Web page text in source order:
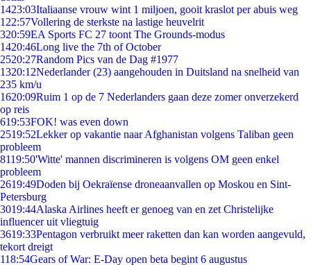
1423:03Italiaanse vrouw wint 1 miljoen, gooit kraslot per abuis weg
1 22:57Vollering de sterkste na lastige heuvelrit
320:59EA Sports FC 27 toont The Grounds-modus
1420:46Long live the 7th of October
2520:27Random Pics van de Dag #1977
1320:12Nederlander (23) aangehouden in Duitsland na snelheid van
235 km/u
1620:09Ruim 1 op de 7 Nederlanders gaan deze zomer onverzekerd
op reis
619:53FOK! was even down
2519:52Lekker op vakantie naar Afghanistan volgens Taliban geen
probleem
8119:50'Witte' mannen discrimineren is volgens OM geen enkel
probleem
2619:49Doden bij Oekraïense droneaanvallen op Moskou en Sint-
Petersburg
3019:44Alaska Airlines heeft er genoeg van en zet Christelijke
influencer uit vliegtuig
3619:33Pentagon verbruikt meer raketten dan kan worden aangevuld,
tekort dreigt
118:54Gears of War: E-Day open beta begint 6 augustus